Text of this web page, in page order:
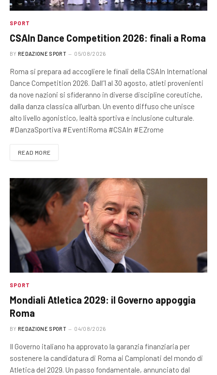
SPORT
CSAIn Dance Competition 2026: finali a Roma
BY REDAZIONE SPORT 05/08/2026
Roma si prepara ad accogliere le finali della CSAIn International
Dance Competition 2026. Dall’1 al 30 agosto, atleti provenienti
da nove nazioni si sfideranno in diverse discipline coreutiche,
dalla danza classica all’urban. Un evento diffuso che unisce
alto livello agonistico, lealtà sportiva e inclusione culturale.
#DanzaSportiva #EventiRoma #CSAIn #EZrome
READ MORE
SPORT
Mondiali Atletica 2029: il Governo appoggia
Roma
BY REDAZIONE SPORT 04/08/2026
Il Governo italiano ha approvato la garanzia finanziaria per
sostenere la candidatura di Roma ai Campionati del mondo di
Atletica del 2029. Un passo fondamentale, annunciato dal